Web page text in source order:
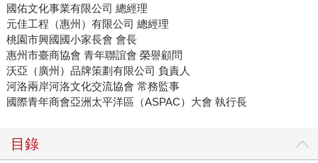
國佑文化事業有限公司 總經理
元佳工程（惠州）有限公司 總經理
桃園市興國國小家長會 會長
惠州市臺商協會 青年聯誼會 榮譽顧問
沃亞（廣州）品牌策劃有限公司 負責人
河洛兩岸河洛文化交流協會 常務監事
國際青年商會亞洲太平洋區（ASPAC）大會 執行長
目錄